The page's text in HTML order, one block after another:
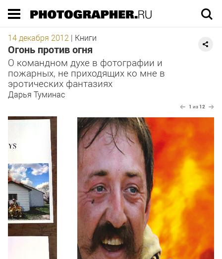
14 декабря 2012 | Книги
Огонь против огня
О командном духе в фотографии и
пожарных, не приходящих ко мне в
эротических фантазиях
Дарья Туминас
1 из12